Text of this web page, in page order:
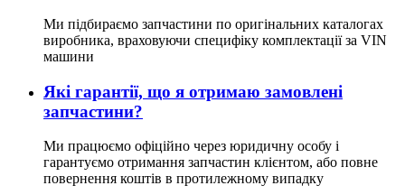
Ми підбираємо запчастини по оригінальних каталогах
виробника, враховуючи специфіку комплектації за VIN
машини
Які гарантії, що я отримаю замовлені
запчастини?
Ми працюємо офіційно через юридичну особу і
гарантуємо отримання запчастин клієнтом, або повне
повернення коштів в протилежному випадку